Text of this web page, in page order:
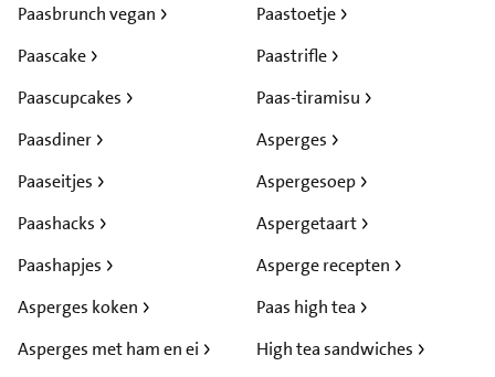
Paasbrunch vegan
Paascake
Paascupcakes
Paasdiner
Paaseitjes
Paashacks
Paashapjes
Paastoetje
Paastrifle
Paas-tiramisu
Asperges
Aspergesoep
Aspergetaart
Asperge recepten
Asperges koken
Asperges met ham en ei
Paas high tea
High tea sandwiches